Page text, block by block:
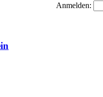
Anmelden: